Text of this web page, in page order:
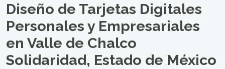
Diseño de Tarjetas Digitales
Personales y Empresariales
en Valle de Chalco
Solidaridad, Estado de México